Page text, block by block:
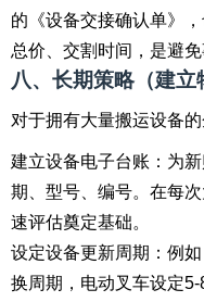
的《设备交接确认单》
总价、交割时间，是避
八、长期策略（建立
对于拥有大量搬运设备的
建立设备电子台账：为
期、型号、编号。在每
速评估奠定基础。
设定设备更新周期：例
换周期，电动叉车设定